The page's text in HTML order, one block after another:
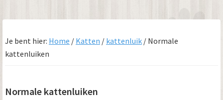
Je bent hier: Home / Katten / kattenluik / Normale
kattenluiken
Normale kattenluiken